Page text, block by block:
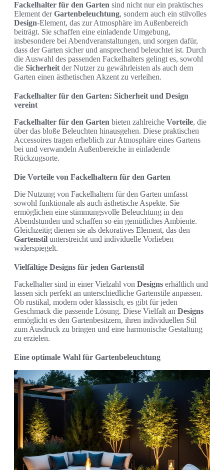
Fackelhalter für den Garten sind nicht nur ein praktisches
Element derGartenbeleuchtung, sondern auch ein stilvolles
Design-Element, das zur Atmosphäre im Außenbereich
beiträgt. Sie schaffen eine einladende Umgebung,
insbesondere bei Abendveranstaltungen, und sorgen dafür,
dass der Garten sicher und ansprechend beleuchtet ist. Durch
die Auswahl des passenden Fackelhalters gelingt es, sowohl
die Sicherheit der Nutzer zu gewährleisten als auch dem
Garten einen ästhetischen Akzent zu verleihen.
Fackelhalter für den Garten: Sicherheit und Design
vereint
Fackelhalter für den Garten bieten zahlreiche Vorteile, die
über das bloße Beleuchten hinausgehen. Diese praktischen
Accessoires tragen erheblich zur Atmosphäre eines Gartens
bei und verwandeln Außenbereiche in einladende
Rückzugsorte.
Die Vorteile von Fackelhaltern für den Garten
Die Nutzung von Fackelhaltern für den Garten umfasst
sowohl funktionale als auch ästhetische Aspekte. Sie
ermöglichen eine stimmungsvolle Beleuchtung in den
Abendstunden und schaffen so ein gemütliches Ambiente.
Gleichzeitig dienen sie als dekoratives Element, das den
Gartenstil unterstreicht und individuelle Vorlieben
widerspiegelt.
Vielfältige Designs für jeden Gartenstil
Fackelhalter sind in einer Vielzahl von Designs erhältlich und
lassen sich perfekt an unterschiedliche Gartenstile anpassen.
Ob rustikal, modern oder klassisch, es gibt für jeden
Geschmack die passende Lösung. Diese Vielfalt an Designs
ermöglicht es den Gartenbesitzern, ihren individuellen Stil
zum Ausdruck zu bringen und eine harmonische Gestaltung
zu erzielen.
Eine optimale Wahl für Gartenbeleuchtung